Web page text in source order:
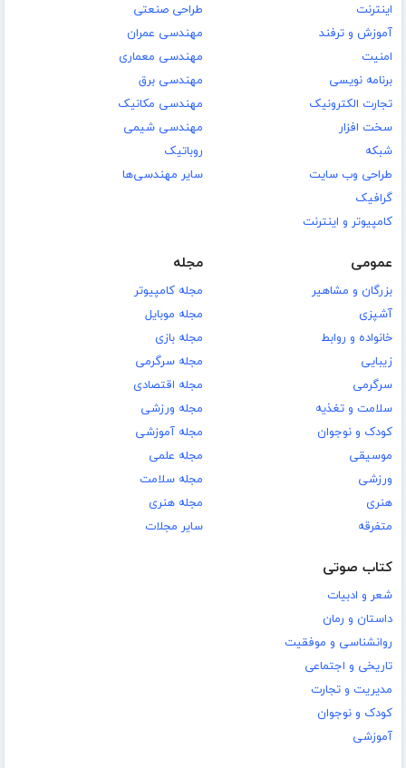
اینترنت
آموزش و ترفند
امنیت
برنامه نویسی
تجارت الکترونیک
سخت افزار
شبکه
طراحی وب سایت
گرافیک
کامپیوتر و اینترنت
طراحی صنعتی
مهندسی عمران
مهندسی معماری
مهندسی برق
مهندسی مکانیک
مهندسی شیمی
روباتیک
سایر مهندسی‌ها
عمومی
بزرگان و مشاهیر
آشپزی
خانواده و روابط
زیبایی
سرگرمی
سلامت و تغذیه
کودک و نوجوان
موسیقی
ورزشی
هنری
متفرقه
مجله
مجله کامپیوتر
مجله موبایل
مجله بازی
مجله سرگرمی
مجله اقتصادی
مجله ورزشی
مجله آموزشی
مجله علمی
مجله سلامت
مجله هنری
سایر مجلات
کتاب صوتی
شعر و ادبیات
داستان و رمان
روانشناسی و موفقیت
تاریخی و اجتماعی
مدیریت و تجارت
کودک و نوجوان
آموزشی